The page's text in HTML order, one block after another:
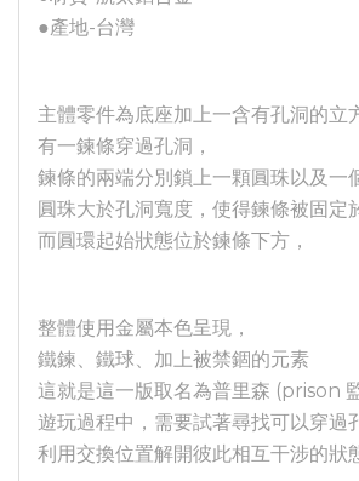
●產地-台灣
主體零件為底座加上一含有孔洞的立
有一鍊條穿過孔洞，
鍊條的兩端分別鎖上一顆圓珠以及一
圓珠大於孔洞寬度，使得鍊條被固定
而圓環起始狀態位於鍊條下方，
整體使用金屬本色呈現，
鐵鍊、鐵球、加上被禁錮的元素
這就是這一版取名為普里森 (prison
遊玩過程中，需要試著尋找可以穿過
利用交換位置解開彼此相互干涉的狀